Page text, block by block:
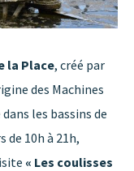
la Place, créé par
des Machines
les bassins de
de 10h à 21h,
« Les coulisses